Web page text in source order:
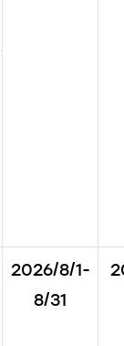
2026/8/1-
8/31